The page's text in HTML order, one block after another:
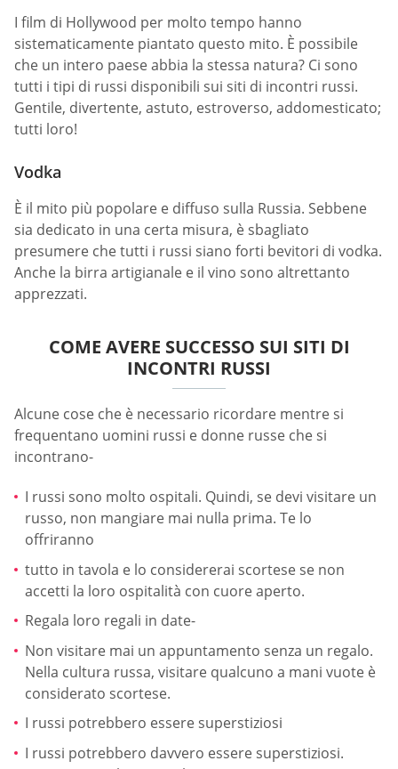
I film di Hollywood per molto tempo hanno
sistematicamente piantato questo mito. È possibile
che un intero paese abbia la stessa natura? Ci sono
tutti i tipi di russi disponibili sui siti di incontri russi.
Gentile, divertente, astuto, estroverso, addomesticato;
tutti loro!
Vodka
È il mito più popolare e diffuso sulla Russia. Sebbene
sia dedicato in una certa misura, è sbagliato
presumere che tutti i russi siano forti bevitori di vodka.
Anche la birra artigianale e il vino sono altrettanto
apprezzati.
COME AVERE SUCCESSO SUI SITI DI
INCONTRI RUSSI
Alcune cose che è necessario ricordare mentre si
frequentano uomini russi e donne russe che si
incontrano-
I russi sono molto ospitali. Quindi, se devi visitare un
russo, non mangiare mai nulla prima. Te lo
offriranno
tutto in tavola e lo considererai scortese se non
accetti la loro ospitalità con cuore aperto.
Regala loro regali in date-
Non visitare mai un appuntamento senza un regalo.
Nella cultura russa, visitare qualcuno a mani vuote è
considerato scortese.
I russi potrebbero essere superstiziosi
I russi potrebbero davvero essere superstiziosi.